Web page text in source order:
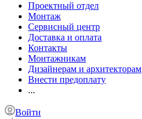
Проектный отдел
Монтаж
Сервисный центр
Доставка и оплата
Контакты
Монтажникам
Дизайнерам и архитекторам
Внести предоплату
...
Войти